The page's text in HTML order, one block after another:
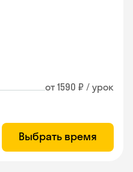
от 1590 ₽ / урок
Выбрать время